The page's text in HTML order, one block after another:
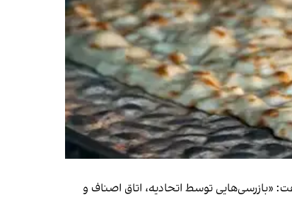
«بازرسی‌هایی توسط اتحادیه، اتاق اصناف و